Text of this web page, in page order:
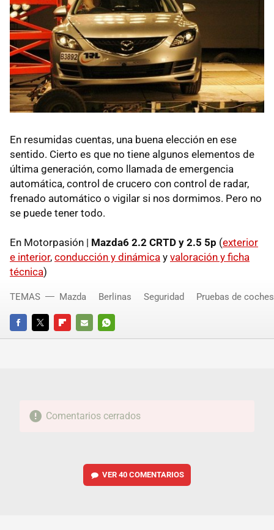
En resumidas cuentas, una buena elección en ese
sentido. Cierto es que no tiene algunos elementos de
última generación, como llamada de emergencia
automática, control de crucero con control de radar,
frenado automático o vigilar si nos dormimos. Pero no
se puede tener todo.
En Motorpasión | Mazda6 2.2 CRTD y 2.5 5p (exterior
e interior, conducción y dinámica y valoración y ficha
técnica)
FACEBOOKTWITTERFLIPBOARD
E-
WHATSAPP
TEMAS Mazda Berlinas Seguridad Pruebas de coches
Comentarios cerrados
VER 40 COMENTARIOS